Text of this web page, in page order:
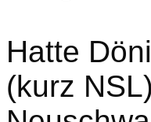
Hatte
(kurz